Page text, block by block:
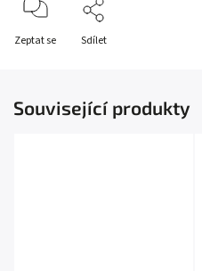
Zeptat se Sdílet
Související produkty